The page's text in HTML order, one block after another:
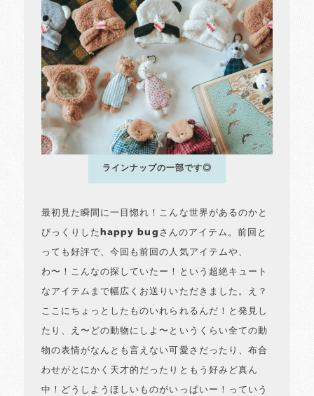
ラインナップの一部です◎
最初見た瞬間に一目惚れ！こんな世界があるのかと
びっくりしたhappy bugさんのアイテム。前回と
っても好評で、今回も前回の人気アイテムや、
わ〜！こんなの探していたー！という超絶キュート
なアイテムまで幅広くお送りいただきました。え？
ここにちょっとしたものいれられるんだ！と発見し
たり、え〜どの動物にしよ〜というくらい全ての動
物の表情がなんとも言えない可愛さだったり、布合
わせがとにかく天才的だったりともう好みど真ん
中！どうしようほしいものがいっぱいー！っていう